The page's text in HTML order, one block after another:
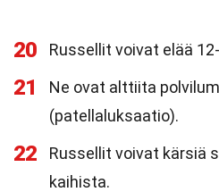
20 Russellit voivat elää
21
Ne ovat alttiita
(patellaluksaatio).
22
Russellit voivat kärsiä
kaihista.